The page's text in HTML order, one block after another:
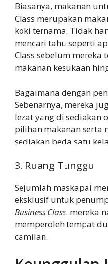
Biasanya, makanan
Class merupakan
koki ternama. Tidak
mencari tahu seperti
Class sebelum mereka
makanan kesukaan
Bagaimana dengan
Sebenarnya, mereka
lezat yang di sediakan
pilihan makanan serta
sediakan beda satu
3. Ruang Tunggu
Sejumlah maskapai
eksklusif untuk
Business Class. mereka
memperoleh tempat
camilan.